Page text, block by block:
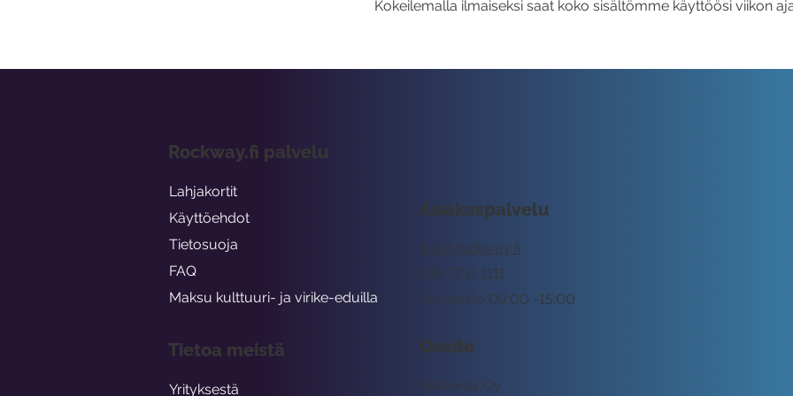
Kokeilemalla ilmaiseksi saat koko sisältömme käyttöösi viikon
Asiakaspalvelu
tuki@rockway.fi
Arkisin klo 09:00 -15:00
045 7731 1111
Osoite
Rockway Oy
Rockway.fi palvelu
Lahjakortit
Käyttöehdot
Tietosuoja
FAQ
Maksu kulttuuri- ja virike-eduilla
Tietoa meistä
Yrityksestä